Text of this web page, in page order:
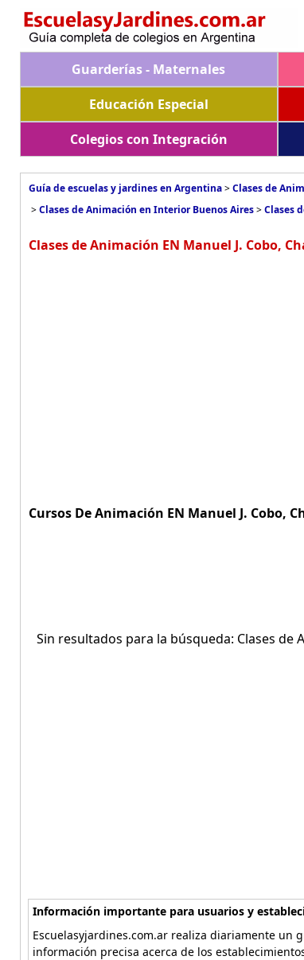
Guarderías - Maternales
Educación Especial
Colegios con Integración
Guía de escuelas y jardines en Argentina>Clases de
>Clases de Animación en Interior Buenos Aires>Clases
Clases de Animación EN Manuel J. Cobo,
Cursos De Animación EN Manuel J. Cobo,
Sin resultados para la búsqueda: Clases de
Información importante para usuarios y
Escuelasyjardines.com.ar realiza diariamente un
información precisa acerca de los